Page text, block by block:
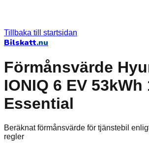
Tillbaka till startsidan
Bilskatt.nu
Förmånsvärde
IONIQ 6 EV 53kWh
Essential
Beräknat förmånsvärde för tjänstebil
regler